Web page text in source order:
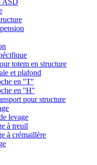
ASD
totem en structure
et plafond
en ''T''
en ''H''
pour structure
levage
à treuil
à crémaillère